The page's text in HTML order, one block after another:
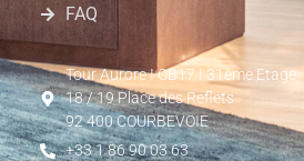
FAQ
Tour Aurore I CB17 I 31ème Etage
18 / 19 Place des Reflets
92 400 COURBEVOIE
+33 1 86 90 03 63